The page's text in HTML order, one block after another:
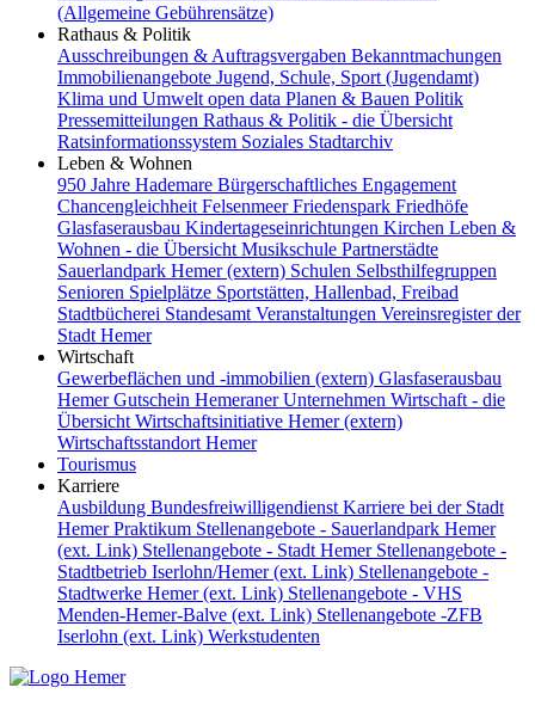
(Allgemeine Gebührensätze)
Rathaus & Politik
Ausschreibungen & Auftragsvergaben Bekanntmachungen
Immobilienangebote Jugend, Schule, Sport (Jugendamt)
Klima und Umwelt open data Planen & Bauen Politik
Pressemitteilungen Rathaus & Politik - die Übersicht
Ratsinformationssystem Soziales Stadtarchiv
Leben & Wohnen
950 Jahre Hademare Bürgerschaftliches Engagement
Chancengleichheit FelsenmeerFriedenspark Friedhöfe
Glasfaserausbau Kindertageseinrichtungen Kirchen Leben &
Wohnen - die Übersicht Musikschule Partnerstädte
Sauerlandpark Hemer (extern) Schulen Selbsthilfegruppen
Senioren Spielplätze Sportstätten, Hallenbad, Freibad
Stadtbücherei Standesamt Veranstaltungen Vereinsregister der
Stadt Hemer
Wirtschaft
Gewerbeflächen und -immobilien (extern) Glasfaserausbau
Hemer Gutschein Hemeraner Unternehmen Wirtschaft - die
Übersicht Wirtschaftsinitiative Hemer (extern)
Wirtschaftsstandort Hemer
Tourismus
Karriere
Ausbildung Bundesfreiwilligendienst Karriere bei der Stadt
HemerPraktikum Stellenangebote - Sauerlandpark Hemer
(ext. Link) Stellenangebote - Stadt Hemer Stellenangebote -
Stadtbetrieb Iserlohn/Hemer (ext. Link) Stellenangebote -
Stadtwerke Hemer (ext. Link) Stellenangebote - VHS
Menden-Hemer-Balve (ext. Link) Stellenangebote -ZFB
Iserlohn (ext. Link) Werkstudenten